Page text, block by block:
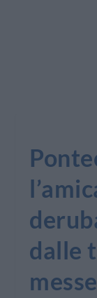
dalle